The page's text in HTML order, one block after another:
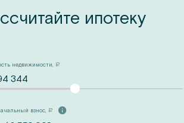
ипотеку
недвижимости, a
344
взнос, a